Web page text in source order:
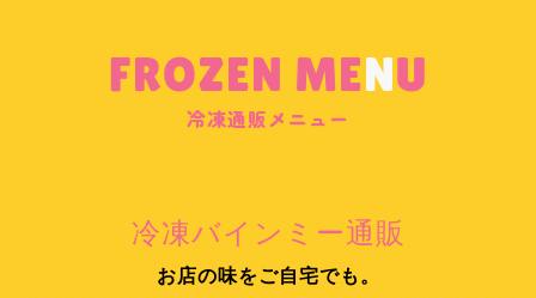
FROZEN MENU
冷凍通販メニュー
冷凍バインミー通販
お店の味をご自宅でも。